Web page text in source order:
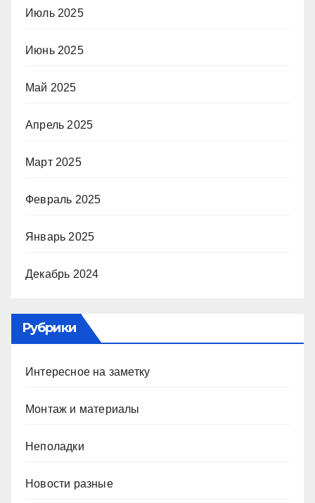
Июль 2025
Июнь 2025
Май 2025
Апрель 2025
Март 2025
Февраль 2025
Январь 2025
Декабрь 2024
Рубрики
Интересное на заметку
Монтаж и материалы
Неполадки
Новости разные